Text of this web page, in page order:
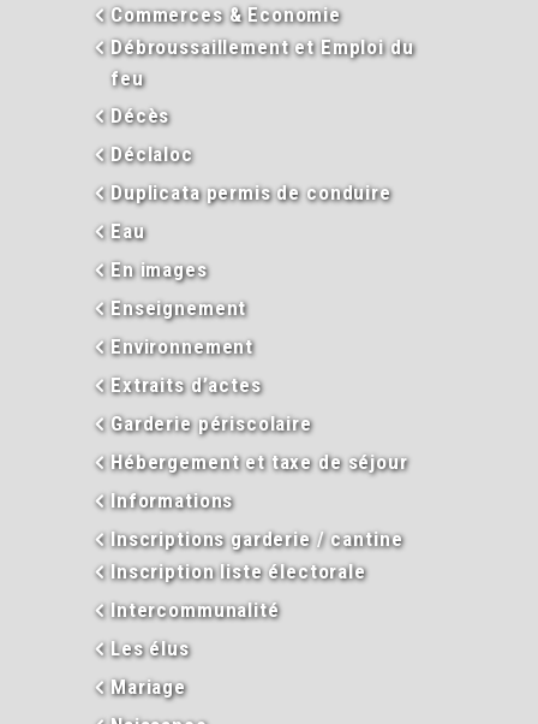
Commerces & Economie
Débroussaillement et Emploi du
feu
Décès
Déclaloc
Duplicata permis de conduire
Eau
En images
Enseignement
Environnement
Extraits d’actes
Garderie périscolaire
Hébergement et taxe de séjour
Informations
Inscriptions garderie / cantine
Inscription liste électorale
Intercommunalité
Les élus
Mariage